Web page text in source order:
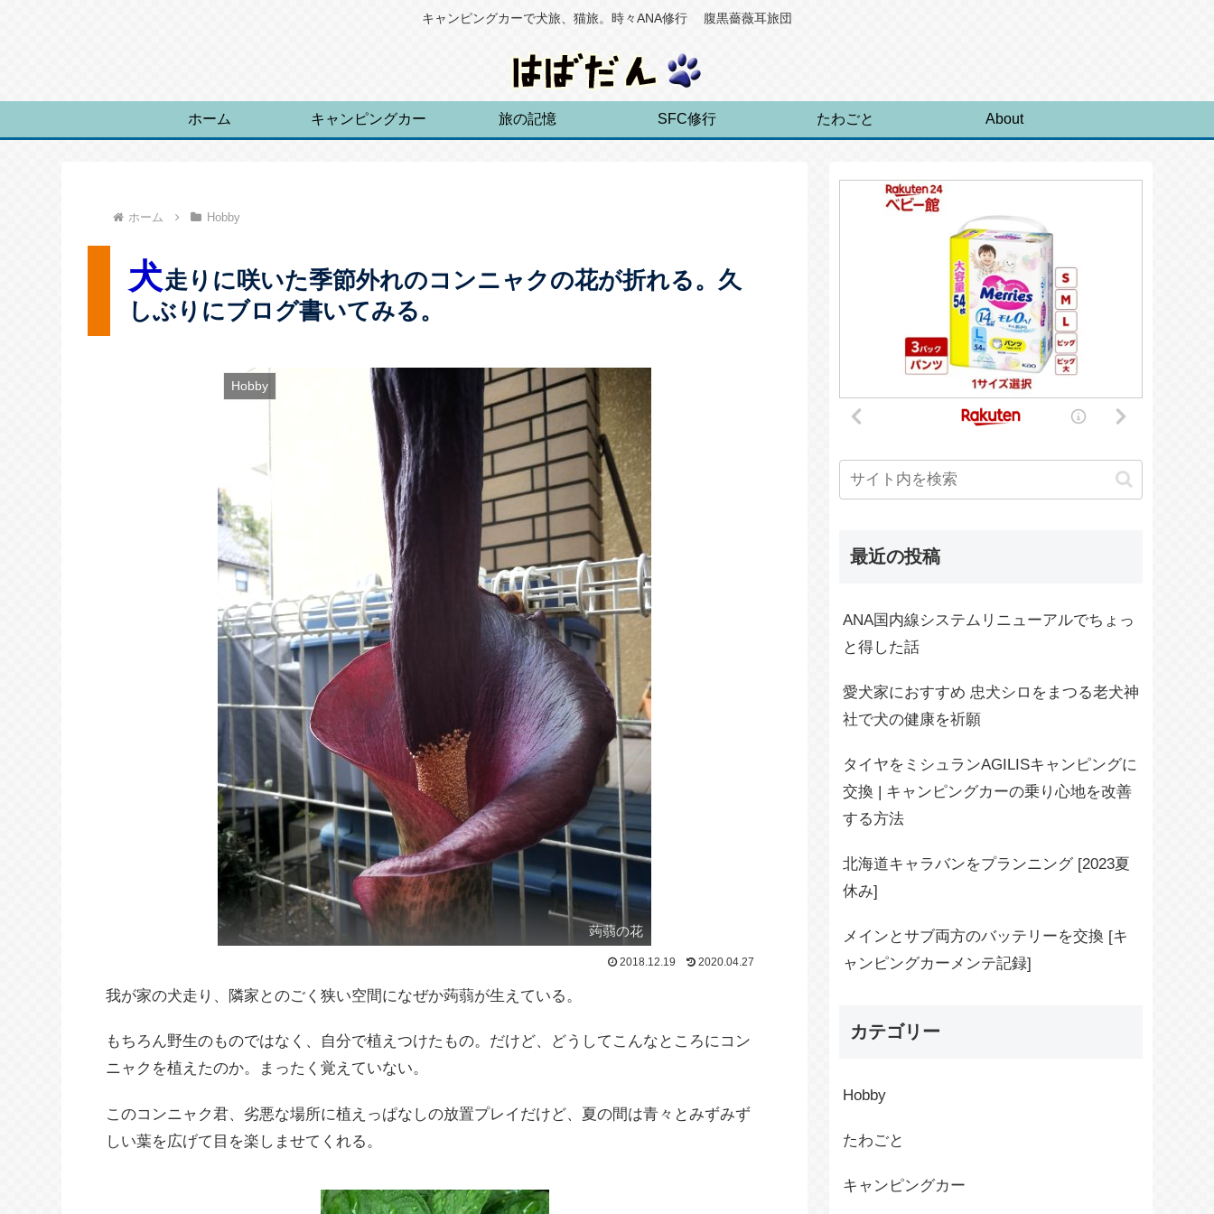
キャンピングカーで犬旅、猫旅。時々ANA修行 腹黒薔薇耳旅団
ホーム キャンピングカー 旅の記憶 SFC修行 たわごと About
ホーム Hobby
犬走りに咲いた季節外れのコンニャクの花が折れる。久
しぶりにブログ書いてみる。
Hobby
蒟蒻の花
2018.12.19 2020.04.27
我が家の犬走り、隣家とのごく狭い空間になぜか蒟蒻が生えている。
もちろん野生のものではなく、自分で植えつけたもの。だけど、どうしてこんなところにコン
ニャクを植えたのか。まったく覚えていない。
このコンニャク君、劣悪な場所に植えっぱなしの放置プレイだけど、夏の間は青々とみずみず
しい葉を広げて目を楽しませてくれる。
最近の投稿
ANA国内線システムリニューアルでちょっ
と得した話
愛犬家におすすめ 忠犬シロをまつる老犬神
社で犬の健康を祈願
タイヤをミシュランAGILISキャンピングに
交換 | キャンピングカーの乗り心地を改善
する方法
北海道キャラバンをプランニング [2023夏
休み]
メインとサブ両方のバッテリーを交換 [キ
ャンピングカーメンテ記録]
カテゴリー
Hobby
たわごと
キャンピングカー